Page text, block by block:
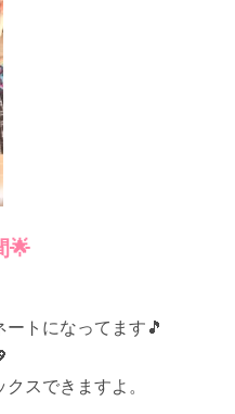
🌟
トになってます🎵
スできますよ。